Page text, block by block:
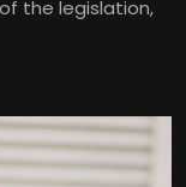
the legislation,